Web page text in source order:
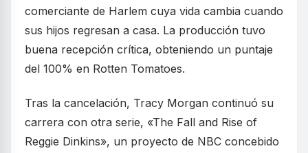
comerciante de Harlem cuya vida cambia cuando
sus hijos regresan a casa. La producción tuvo
buena recepción crítica, obteniendo un puntaje
del 100% en Rotten Tomatoes.
Tras la cancelación, Tracy Morgan continuó su
carrera con otra serie, «The Fall and Rise of
Reggie Dinkins», un proyecto de NBC concebido